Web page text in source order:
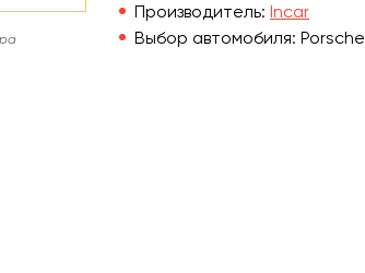
Производитель: Incar
Выбор автомобиля: Porsche